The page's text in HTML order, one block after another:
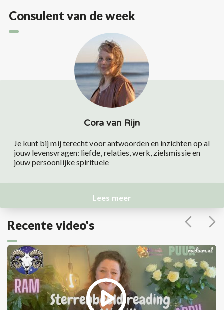
Consulent van de week
Cora van Rijn
Je kunt bij mij terecht voor antwoorden en inzichten op al
jouw levensvragen: liefde, relaties, werk, zielsmissie en
jouw persoonlijke spirituele
Lees meer
Recente video's